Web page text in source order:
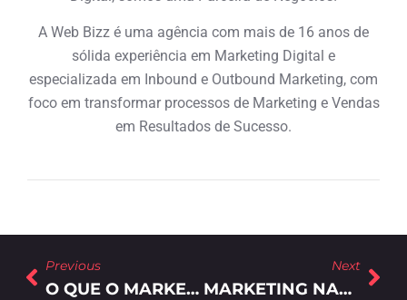
A Web Bizz é uma agência com mais de 16 anos de
sólida experiência em Marketing Digital e
especializada em Inbound e Outbound Marketing, com
foco em transformar processos de Marketing e Vendas
em Resultados de Sucesso.
Previous
O QUE O MARKETING DIGITAL PODE FAZER PELAS INSTITUIÇÕES DE ENSINO
Next
MARKETING NAS INSTITUIÇÕES DE ENSINO: 5 MÉTRICAS PARA AVALIÁ-LO